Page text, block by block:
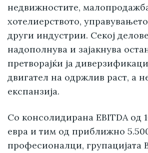
недвижностите,
хотелиерството,
други индустрии. Секој
надополнува и зајакнува
претворајќи ја
двигател на одржлив раст, а
експанзија.
Со консолидирана EBITDA од
евра и тим од приближно
професионалци, групацијата